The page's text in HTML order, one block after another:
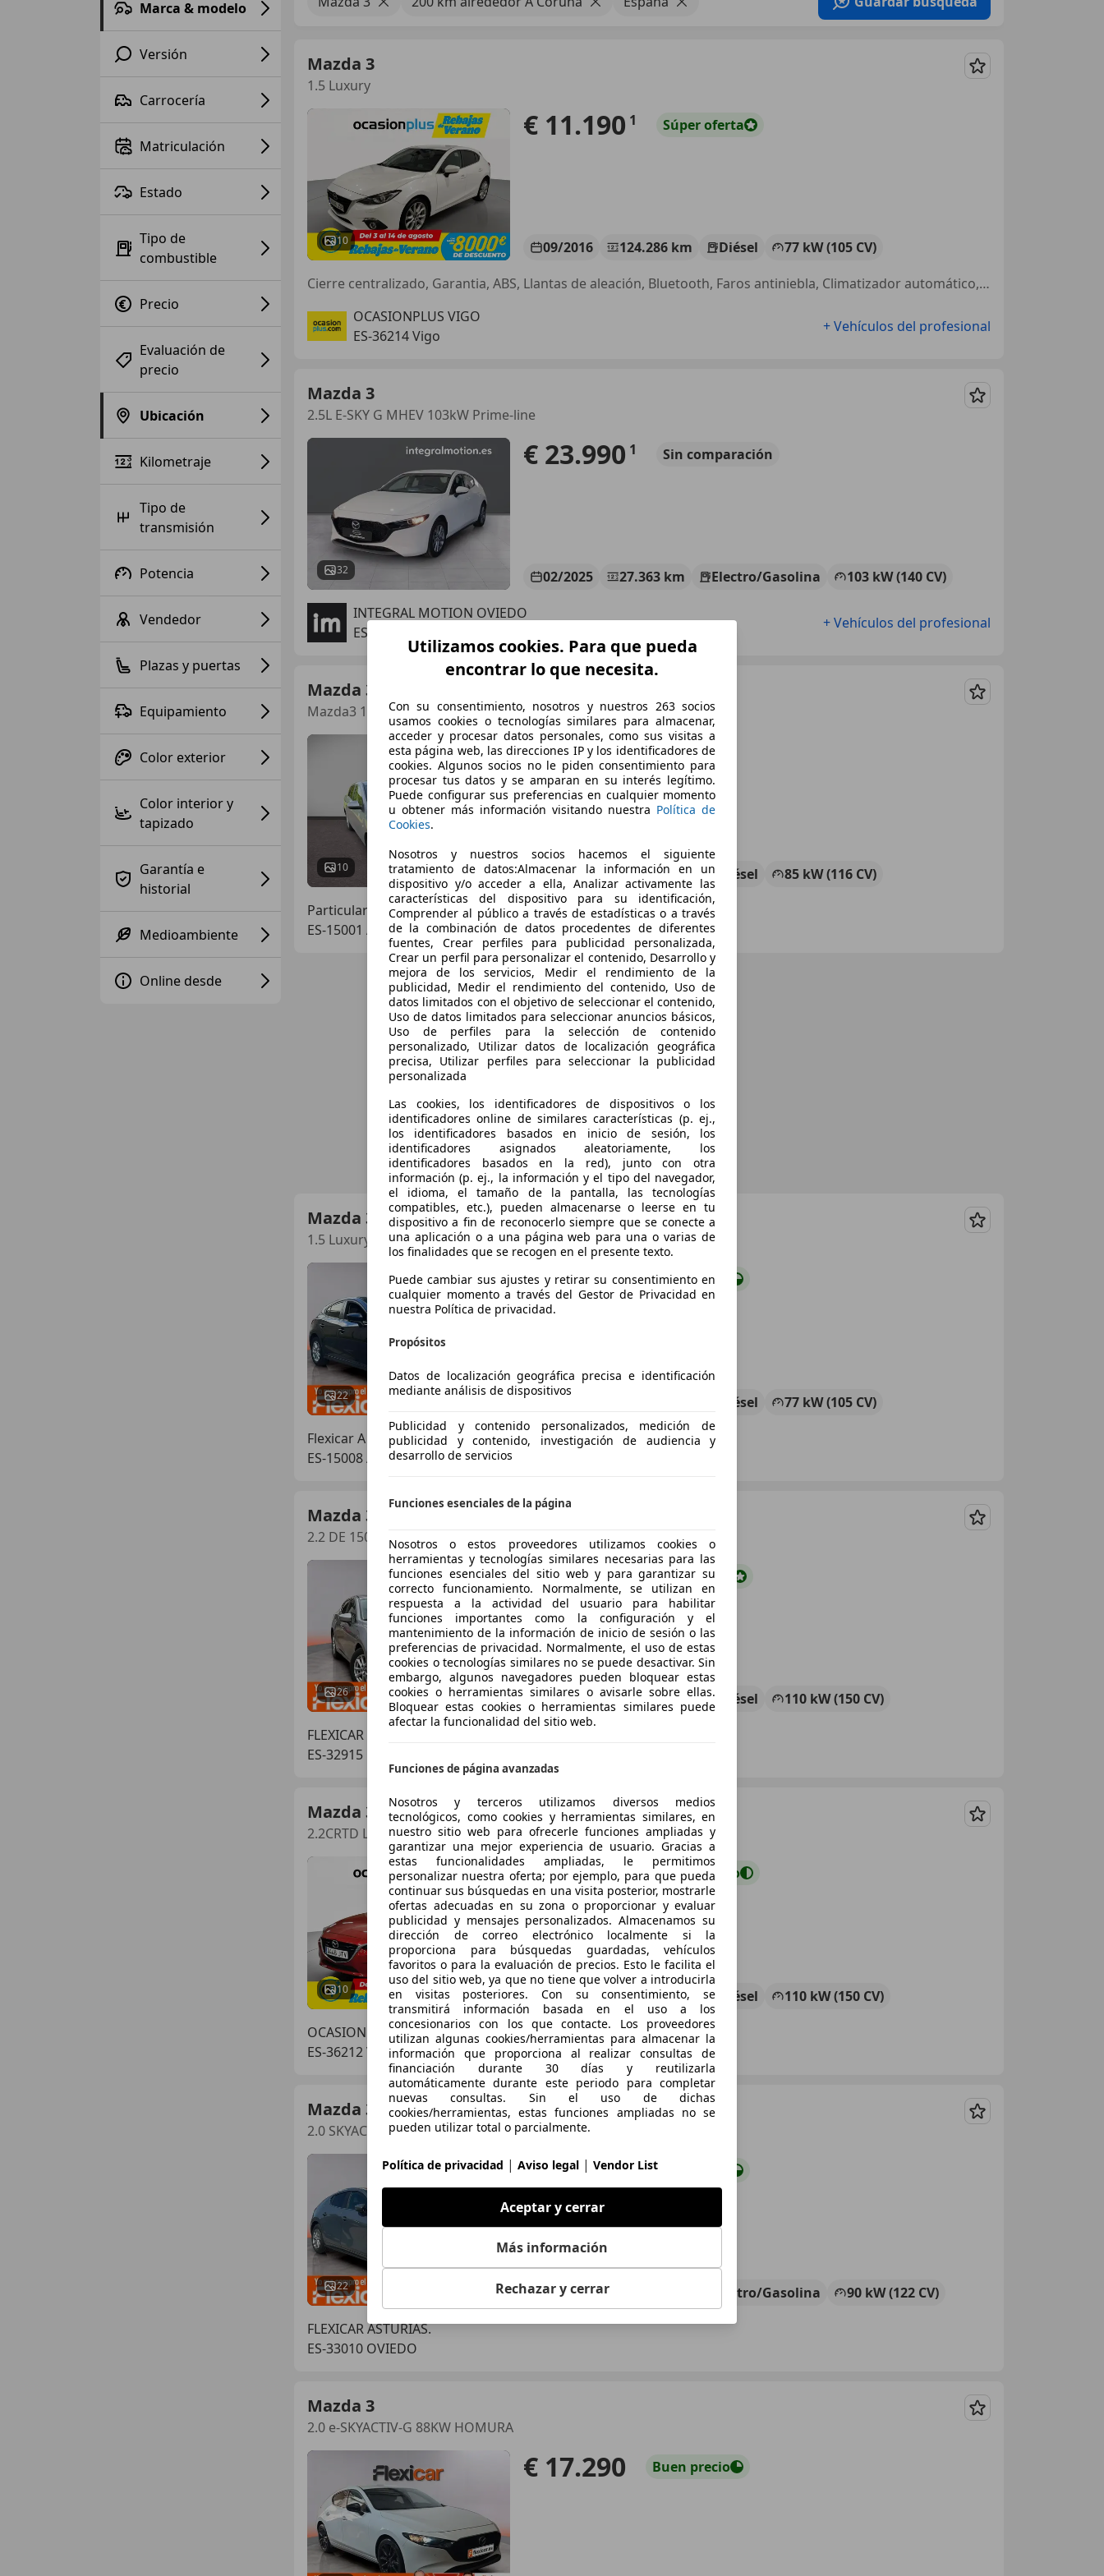
Marca & modelo
Versión
Carrocería
Matriculación
Estado
Tipo de
combustible
Precio
Evaluación de
precio
Ubicación
Kilometraje
Tipo de
transmisión
Potencia
Vendedor
Plazas y puertas
Equipamiento
Color exterior
Color interior y
tapizado
Garantía e
historial
Medioambiente
Online desde
Mazda 3
1.5 Luxury
Guardar
10
€ 11.190 1 Súperoferta
09/2016 124.286 km Diésel
77 kW (105 CV)
Cierre centralizado, Garantia, ABS, Llantas de aleación, Bluetooth, Faros antiniebla, Climatizador automático, Dirección asistida
OCASIONPLUS VIGO
ES-36214 Vigo
+ Vehículos del profesional
Mazda 3
2.5L E-SKY G MHEV 103kW Prime-line
Guardar
32
€ 23.990 1 Sin comparación
02/2025 27.363 km Electro/Gasolina
103 kW (140 CV)
INTEGRAL MOTION OVIEDO
ES-33199 Oviedo
+ Vehículos del profesional
Mazda 3
Mazda3 1.6CRTD Mirai Mirai
Guardar
10
€ 8.600 Precio justo
09/2013 140.000 km Diésel
85 kW (116 CV)
Particular
ES-15001 A Coruña
Mazda 3
1.5 Luxury 77kW
Guardar
22
€ 11.790 Buen precio
Diésel
77 kW (105 CV)
Flexicar A Coruña - Parque de Vioño
ES-15008 A Coruña
Mazda 3
2.2 DE 150 MT Luxury
Guardar
26
€ 10.590 Súperoferta
05/2015 136.520 km Diésel
110 kW (150 CV)
FLEXICAR OURENSE
ES-32915 Ourense
Mazda 3
2.2CRTD Luxury
Guardar
10
€ 12.9901 Preciojusto
11/2016 111.178 km Diésel
110 kW (150 CV)
OCASIONPLUS VIGO CARAMUXO
ES-36212 VIGO
Mazda 3
2.0 SKYACTIV-G 88KW EVOLUTION
Guardar
22
€ 14.990 Buen
07/2019 Electro/Gasolina
90 kW (122 CV)
FLEXICAR ASTURIAS.
ES-33010 OVIEDO
Mazda 3
2.0 e-SKYACTIV-G 88KW HOMURA
Guardar
€ 17.290 Buen precio
Utilizamos cookies. Para que pueda
encontrar lo que necesita.
Con su consentimiento, nosotros y nuestros 263 socios
usamos cookies o tecnologías similares para almacenar,
acceder y procesar datos personales, como sus visitas a
esta página web, las direcciones IP y los identificadores de
cookies. Algunos socios no le piden consentimiento para
procesar tus datos y se amparan en su interés legítimo.
Puede configurar sus preferencias en cualquier momento
u obtener más información visitando nuestra Política de
Cookies.
Nosotros y nuestros socios hacemos el siguiente
tratamiento de datos:Almacenar la información en un
dispositivo y/o acceder a ella, Analizar activamente las
características del dispositivo para su identificación,
Comprender al público a través de estadísticas o a través
de la combinación de datos procedentes de diferentes
fuentes, Crear perfiles para publicidad personalizada,
Crear un perfil para personalizar el contenido, Desarrollo y
mejora de los servicios, Medir el rendimiento de la
publicidad, Medir el rendimiento del contenido, Uso de
datos limitados con el objetivo de seleccionar el contenido,
Uso de datos limitados para seleccionar anuncios básicos,
Uso de perfiles para la selección de contenido
personalizado, Utilizar datos de localización geográfica
precisa, Utilizar perfiles para seleccionar la publicidad
personalizada
Las cookies, los identificadores de dispositivos o los
identificadores online de similares características (p. ej.,
los identificadores basados en inicio de sesión, los
identificadores asignados aleatoriamente, los
identificadores basados en la red), junto con otra
información (p. ej., la información y el tipo del navegador,
el idioma, el tamaño de la pantalla, las tecnologías
compatibles, etc.), pueden almacenarse o leerse en tu
dispositivo a fin de reconocerlo siempre que se conecte a
una aplicación o a una página web para una o varias de
los finalidades que se recogen en el presente texto.
Puede cambiar sus ajustes y retirar su consentimiento en
cualquier momento a través del Gestor de Privacidad en
nuestra Política de privacidad.
Propósitos
Datos de localización geográfica precisa e identificación
mediante análisis de dispositivos
Publicidad y contenido personalizados, medición de
publicidad y contenido, investigación de audiencia y
desarrollo de servicios
Funciones esenciales de la página
Nosotros o estos proveedores utilizamos cookies o
herramientas y tecnologías similares necesarias para las
funciones esenciales del sitio web y para garantizar su
correcto funcionamiento. Normalmente, se utilizan en
respuesta a la actividad del usuario para habilitar
funciones importantes como la configuración y el
mantenimiento de la información de inicio de sesión o las
preferencias de privacidad. Normalmente, el uso de estas
cookies o tecnologías similares no se puede desactivar. Sin
embargo, algunos navegadores pueden bloquear estas
cookies o herramientas similares o avisarle sobre ellas.
Bloquear estas cookies o herramientas similares puede
afectar la funcionalidad del sitio web.
Funciones de página avanzadas
Nosotros y terceros utilizamos diversos medios
tecnológicos, como cookies y herramientas similares, en
nuestro sitio web para ofrecerle funciones ampliadas y
garantizar una mejor experiencia de usuario. Gracias a
estas funcionalidades ampliadas, le permitimos
personalizar nuestra oferta; por ejemplo, para que pueda
continuar sus búsquedas en una visita posterior, mostrarle
ofertas adecuadas en su zona o proporcionar y evaluar
publicidad y mensajes personalizados. Almacenamos su
dirección de correo electrónico localmente si la
proporciona para búsquedas guardadas, vehículos
favoritos o para la evaluación de precios. Esto le facilita el
uso del sitio web, ya que no tiene que volver a introducirla
en visitas posteriores. Con su consentimiento, se
transmitirá información basada en el uso a los
concesionarios con los que contacte. Los proveedores
utilizan algunas cookies/herramientas para almacenar la
información que proporciona al realizar consultas de
financiación durante 30 días y reutilizarla
automáticamente durante este periodo para completar
nuevas consultas. Sin el uso de dichas
cookies/herramientas, estas funciones ampliadas no se
pueden utilizar total o parcialmente.
Política de privacidad | Aviso legal | Vendor List
Aceptar y cerrar
Más información
Rechazar y cerrar